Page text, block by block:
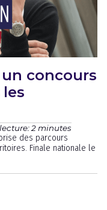
un concours
2 minutes
des parcours
Finale nationale le